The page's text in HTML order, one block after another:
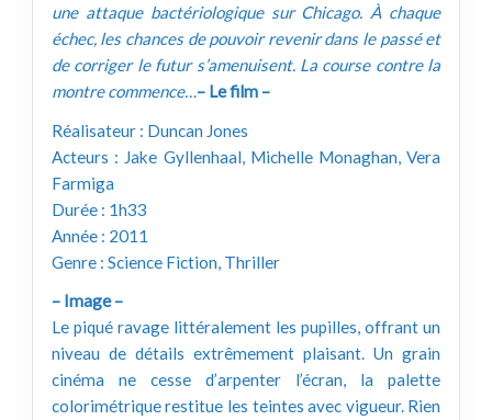
une attaque bactériologique sur Chicago. À chaque
échec, les chances de pouvoir revenir dans le passé et
de corriger le futur s’amenuisent. La course contre la
montre commence…– Le film –
Réalisateur : Duncan Jones
Acteurs : Jake Gyllenhaal, Michelle Monaghan, Vera
Farmiga
Durée : 1h33
Année : 2011
Genre : Science Fiction, Thriller
– Image –
Le piqué ravage littéralement les pupilles, offrant un
niveau de détails extrêmement plaisant. Un grain
cinéma ne cesse d’arpenter l’écran, la palette
colorimétrique restitue les teintes avec vigueur. Rien